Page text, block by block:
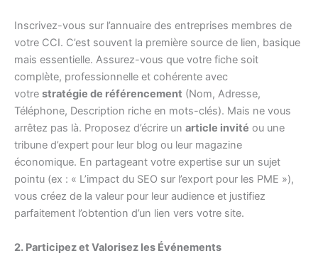
Inscrivez-vous sur l’annuaire des entreprises membres de
votre CCI. C’est souvent la première source de lien, basique
mais essentielle. Assurez-vous que votre fiche soit
complète, professionnelle et cohérente avec
votre stratégie de référencement (Nom, Adresse,
Téléphone, Description riche en mots-clés). Mais ne vous
arrêtez pas là. Proposez d’écrire un article invité ou une
tribune d’expert pour leur blog ou leur magazine
économique. En partageant votre expertise sur un sujet
pointu (ex : « L’impact du SEO sur l’export pour les PME »),
vous créez de la valeur pour leur audience et justifiez
parfaitement l’obtention d’un lien vers votre site.
2. Participez et Valorisez les Événements